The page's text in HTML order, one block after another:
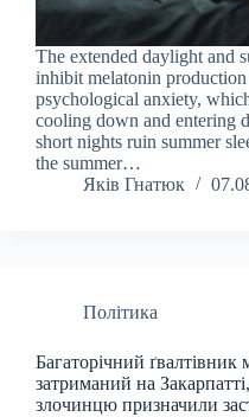
The extended daylight and
inhibit melatonin
psychological anxiety,
cooling down and entering
short nights ruin summer
the summer…
Яків Гнатюк
Політика
Багаторічний ґвалтівник
затриманий на
злочинцю призначили